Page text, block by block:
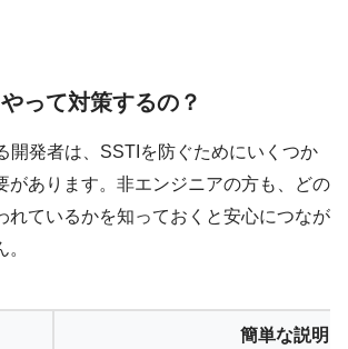
って対策するの？
開発者は、SSTIを防ぐためにいくつか
があります。非エンジニアの方も、どの
れているかを知っておくと安心につなが
簡単な説明